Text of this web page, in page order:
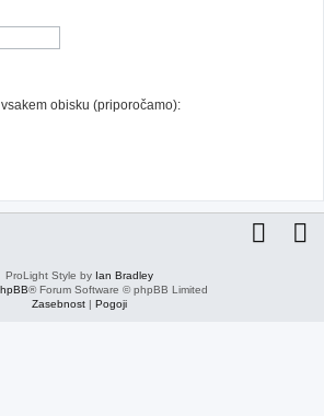
obisku (priporočamo):
ProLight Style by Ian Bradley
® Forum Software © phpBB Limited
Zasebnost| Pogoji